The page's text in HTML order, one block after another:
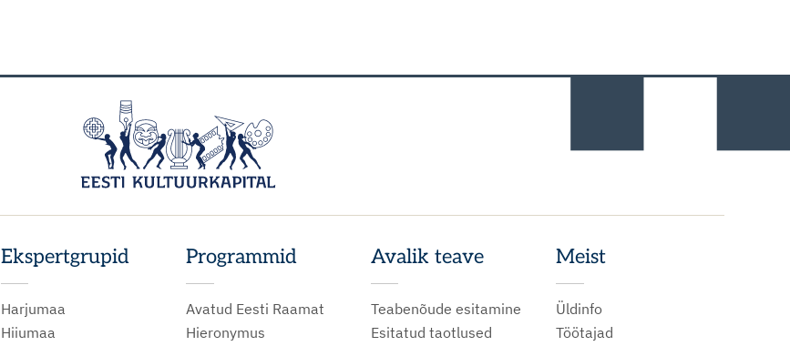
Ekspertgrupid
Harjumaa
Hiiumaa
Programmid
Avatud Eesti Raamat
Hieronymus
Avalik teave
Teabenõude esitamine
Esitatud taotlused
Meist
Üldinfo
Töötajad